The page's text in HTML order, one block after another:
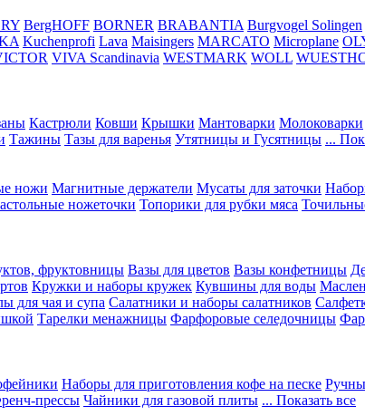
BergHOFF BORNER BRABANTIA Burgvogel Solingen
Kuchenprofi Lava Maisingers MARCATO Microplane
VIVA Scandinavia WESTMARK WOLL
Кастрюли Ковши Крышки Мантоварки Молоковарки
Тажины Тазы для варенья Утятницы и Гусятницы ...
ножи Магнитные держатели Мусаты для заточки
ножеточки Топорики для рубки мяса
фруктовницы Вазы для цветов Вазы конфетницы
Кружки и наборы кружек Кувшины для воды
для чая и супа Салатники и наборы салатников
Тарелки менажницы Фарфоровые селедочницы
Наборы для приготовления кофе на песке
прессы Чайники для газовой плиты ... Показать все